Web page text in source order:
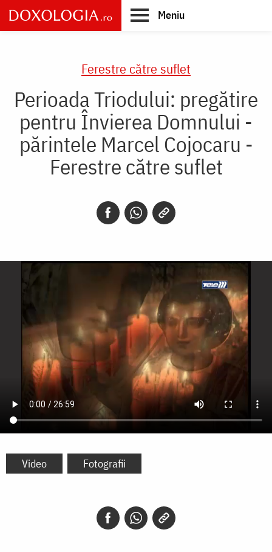
Skip
to
main
Meniu
Ferestre către suflet
Perioada Triodului: pregătire
pentru Învierea Domnului -
părintele Marcel Cojocaru -
Ferestre către suflet
Video Fotografii